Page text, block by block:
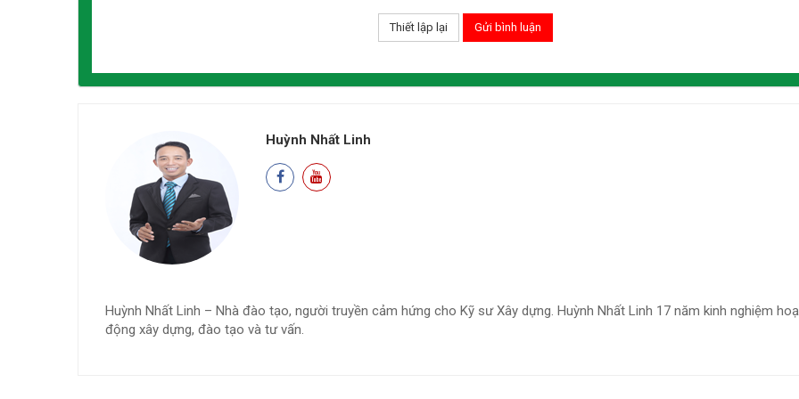
Huỳnh Nhất Linh
Huỳnh Nhất Linh – Nhà đào tạo, người truyền cảm hứng cho Kỹ sư Xây dựng. Huỳnh Nhất Linh 17 năm kinh nghiệm
động xây dựng, đào tạo và tư vấn.